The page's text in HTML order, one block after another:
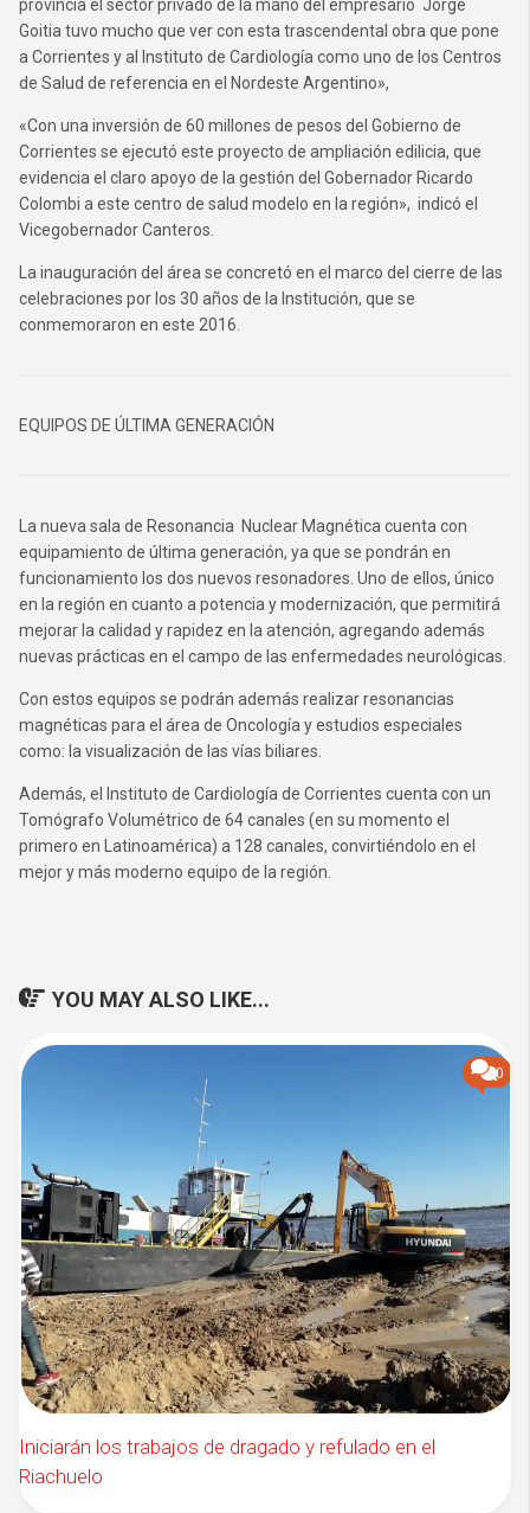
provincia el sector privado de la mano del empresario Jorge
Goitia tuvo mucho que ver con esta trascendental obra que pone
a Corrientes y al Instituto de Cardiología como uno de los Centros
de Salud de referencia en el Nordeste Argentino»,
«Con una inversión de 60 millones de pesos del Gobierno de
Corrientes se ejecutó este proyecto de ampliación edilicia, que
evidencia el claro apoyo de la gestión del Gobernador Ricardo
Colombi a este centro de salud modelo en la región», indicó el
Vicegobernador Canteros.
La inauguración del área se concretó en el marco del cierre de las
celebraciones por los 30 años de la Institución, que se
conmemoraron en este 2016.
EQUIPOS DE ÚLTIMA GENERACIÓN
La nueva sala de Resonancia Nuclear Magnética cuenta con
equipamiento de última generación, ya que se pondrán en
funcionamiento los dos nuevos resonadores. Uno de ellos, único
en la región en cuanto a potencia y modernización, que permitirá
mejorar la calidad y rapidez en la atención, agregando además
nuevas prácticas en el campo de las enfermedades neurológicas.
Con estos equipos se podrán además realizar resonancias
magnéticas para el área de Oncología y estudios especiales
como: la visualización de las vías biliares.
Además, el Instituto de Cardiología de Corrientes cuenta con un
Tomógrafo Volumétrico de 64 canales (en su momento el
primero en Latinoamérica) a 128 canales, convirtiéndolo en el
mejor y más moderno equipo de la región.
YOU MAY ALSO LIKE...
0
Iniciarán los trabajos de dragado y refulado en el
Riachuelo